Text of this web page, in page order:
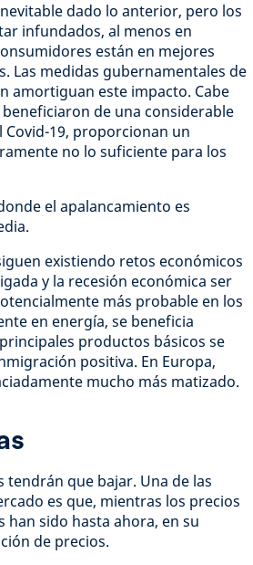
dado lo anterior, pero los
infundados, al menos en
están en mejores
Las medidas gubernamentales de
amortiguan este impacto. Cabe
de una considerable
19, proporcionan un
no lo suficiente para los
el apalancamiento es
existiendo retos económicos
y la recesión económica ser
más probable en los
en energía, se beneficia
productos básicos se
positiva. En Europa,
mucho más matizado.
tendrán que bajar. Una de las
es que, mientras los precios
han sido hasta ahora, en su
de precios.